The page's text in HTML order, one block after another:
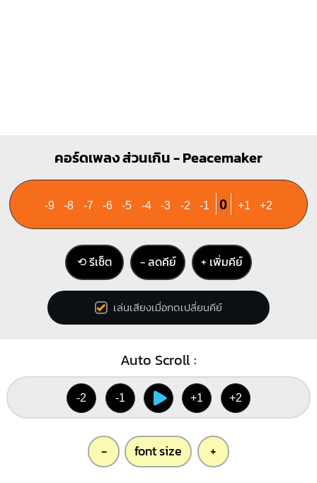
คอร์ดเพลง ส่วนเกิน - Peacemaker
-9 -8 -7 -6 -5 -4 -3 -2 -1 0 +1 +2
⟲ รีเซ็ต − ลดคีย์ + เพิ่มคีย์
เล่นเสียงเมื่อกดเปลี่ยนคีย์
Auto Scroll :
-2 -1 +1 +2
- font size +